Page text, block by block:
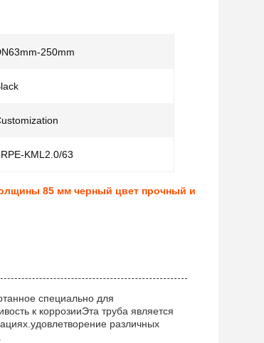
250mm
KML2.0/63
85 мм черный цвет прочный и
специально для
к коррозииЭта труба является
различных